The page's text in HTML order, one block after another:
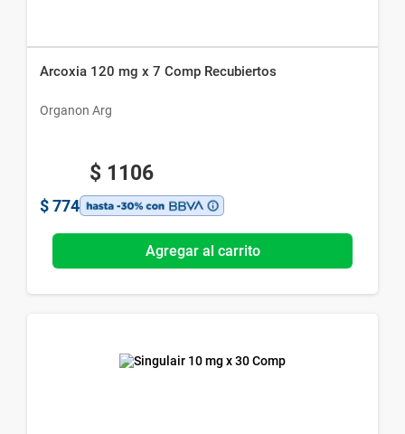
Arcoxia 120 mg x 7 Comp Recubiertos
Organon Arg
$ 1106
$ 774
Agregar al carrito